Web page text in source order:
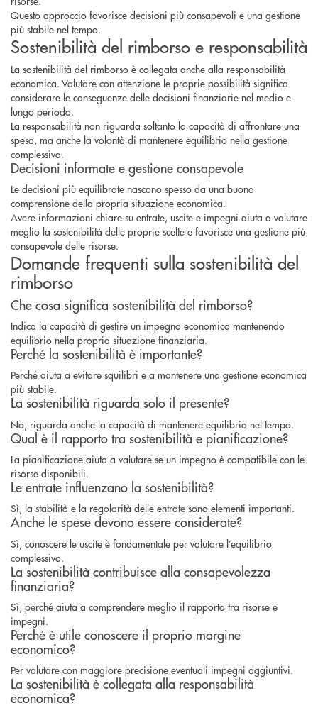
Questo approccio favorisce decisioni più consapevoli e una gestione
più stabile nel tempo.
Sostenibilità del rimborso e responsabilità
La sostenibilità del rimborso è collegata anche alla responsabilità
economica. Valutare con attenzione le proprie possibilità significa
considerare le conseguenze delle decisioni finanziarie nel medio e
lungo periodo.
La responsabilità non riguarda soltanto la capacità di affrontare una
spesa, ma anche la volontà di mantenere equilibrio nella gestione
complessiva.
Decisioni informate e gestione consapevole
Le decisioni più equilibrate nascono spesso da una buona
comprensione della propria situazione economica.
Avere informazioni chiare su entrate, uscite e impegni aiuta a valutare
meglio la sostenibilità delle proprie scelte e favorisce una gestione più
consapevole delle risorse.
Domande frequenti sulla sostenibilità del
rimborso
Che cosa significa sostenibilità del rimborso?
Indica la capacità di gestire un impegno economico mantenendo
equilibrio nella propria situazione finanziaria.
Perché la sostenibilità è importante?
Perché aiuta a evitare squilibri e a mantenere una gestione economica
più stabile.
La sostenibilità riguarda solo il presente?
No, riguarda anche la capacità di mantenere equilibrio nel tempo.
Qual è il rapporto tra sostenibilità e pianificazione?
La pianificazione aiuta a valutare se un impegno è compatibile con le
risorse disponibili.
Le entrate influenzano la sostenibilità?
Sì, la stabilità e la regolarità delle entrate sono elementi importanti.
Anche le spese devono essere considerate?
Sì, conoscere le uscite è fondamentale per valutare l’equilibrio
complessivo.
La sostenibilità contribuisce alla consapevolezza
finanziaria?
Sì, perché aiuta a comprendere meglio il rapporto tra risorse e
impegni.
Perché è utile conoscere il proprio margine
economico?
Per valutare con maggiore precisione eventuali impegni aggiuntivi.
La sostenibilità è collegata alla responsabilità
economica?